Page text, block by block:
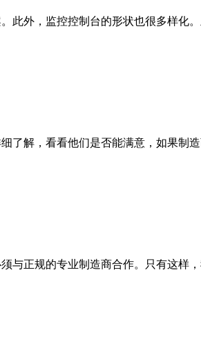
外，监控控制台的形状也很多样化
解，看看他们是否能满意，如果制
正规的专业制造商合作。只有这样